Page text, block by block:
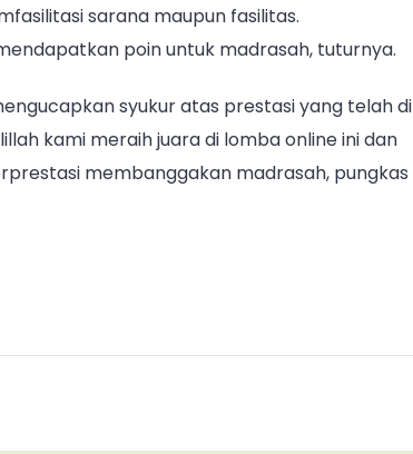
sarana maupun fasilitas.
poin untuk madrasah, tuturnya.
syukur atas prestasi yang telah di
kami meraih juara di lomba online ini dan
membanggakan madrasah, pungkas